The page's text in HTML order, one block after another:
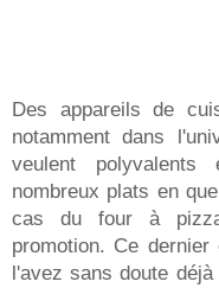
Des appareils de
notamment dans
veulent
nombreux plats en
cas du four à
promotion. Ce
l'avez sans doute